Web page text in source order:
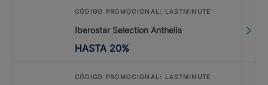
CÓDIGO PROMOCIONAL: LASTMINUTE
Iberostar Selection Anthelia
HASTA 20%
CÓDIGO PROMOCIONAL: LASTMINUTE